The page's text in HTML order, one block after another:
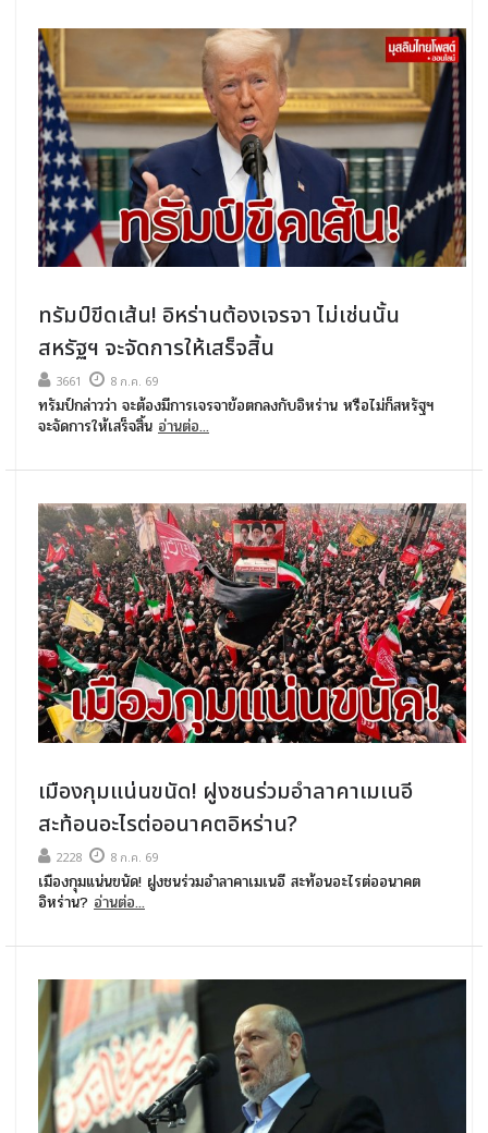
ทรัมป์ขีดเส้น! อิหร่านต้องเจรจา ไม่เช่นนั้น
สหรัฐฯ จะจัดการให้เสร็จสิ้น
3661 8 ก.ค. 69
ทรัมป์กล่าวว่า จะต้องมีการเจรจาข้อตกลงกับอิหร่าน หรือไม่ก็สหรัฐฯ
จะจัดการให้เสร็จสิ้น อ่านต่อ...
เมืองกุมแน่นขนัด! ฝูงชนร่วมอำลาคาเมเนอี
สะท้อนอะไรต่ออนาคตอิหร่าน?
2228 8 ก.ค. 69
เมืองกุมแน่นขนัด! ฝูงชนร่วมอำลาคาเมเนอี สะท้อนอะไรต่ออนาคต
อิหร่าน? อ่านต่อ...